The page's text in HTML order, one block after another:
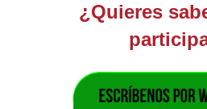
¿Quieres